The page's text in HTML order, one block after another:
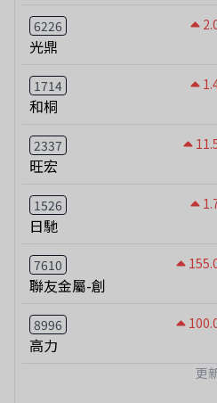
6226
光鼎
1714
和桐
2337
旺宏
1526
日馳
7610
聯友金屬-創
8996
高力
更